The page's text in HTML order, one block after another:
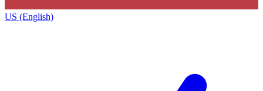
US (English)